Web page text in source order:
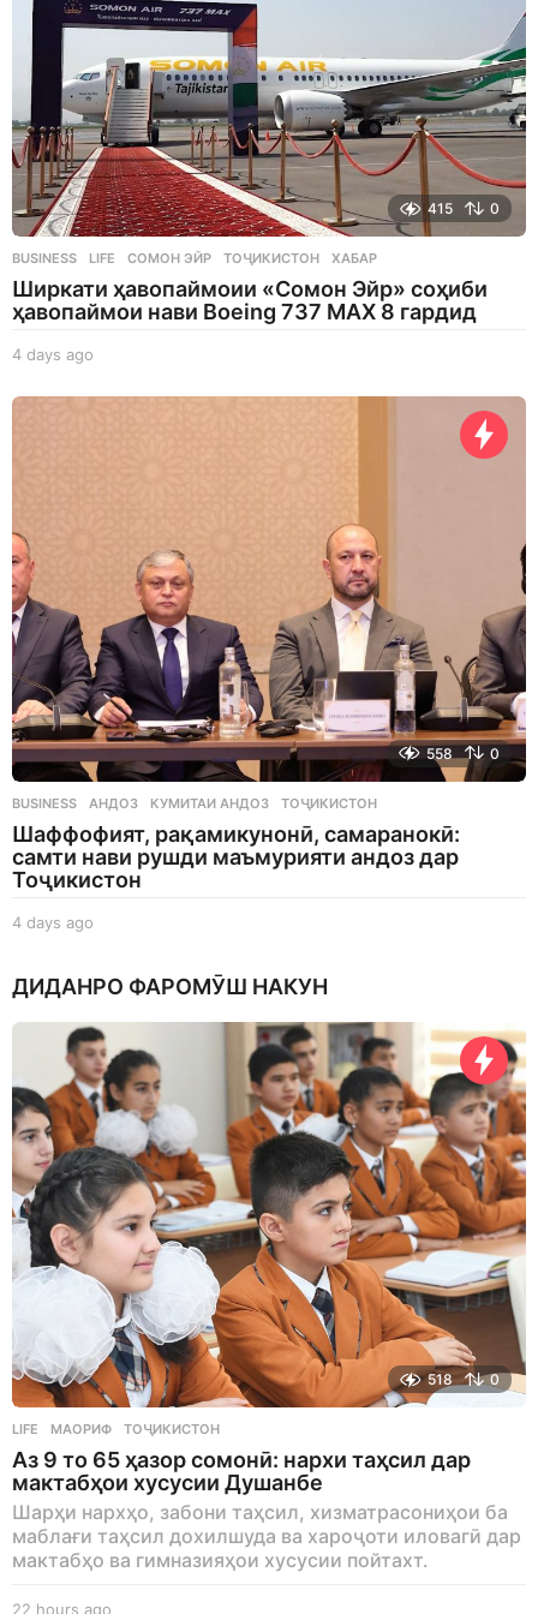
o
415 0
BUSINESS ,LIFE СОМОН ЭЙР ,ТОҶИКИСТОН ,ХАБАР
Ширкати ҳавопаймоии «Сомон Эйр» соҳиби
ҳавопаймои нави Boeing 737 MAX 8 гардид
4 days ago
a
558 0
BUSINESS АНДОЗ ,КУМИТАИ АНДОЗ ,ТОҶИКИСТОН
Шаффофият, рақамикунонӣ, самаранокӣ:
самти нави рушди маъмурияти андоз дар
Тоҷикистон
4 days ago
y
a
g
o
ДИДАНРО ФАРОМӮШ НАКУН
518 0
LIFE МАОРИФ ,ТОҶИКИСТОН
Аз 9 то 65 ҳазор сомонӣ: нархи таҳсил дар
мактабҳои хусусии Душанбе
Шарҳи нархҳо, забони таҳсил, хизматрасониҳои ба
маблағи таҳсил дохилшуда ва хароҷоти иловагӣ дар
мактабҳо ва гимназияҳои хусусии пойтахт.
22 hours ago